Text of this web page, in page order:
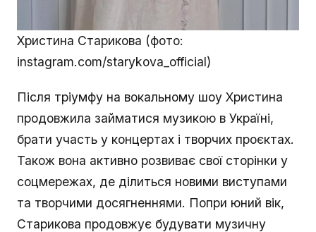
Христина Старикова (фото:
instagram.com/starykova_official)
Після тріумфу на вокальному шоу Христина
продовжила займатися музикою в Україні,
брати участь у концертах і творчих проєктах.
Також вона активно розвиває свої сторінки у
соцмережах, де ділиться новими виступами
та творчими досягненнями. Попри юний вік,
Старикова продовжує будувати музичну